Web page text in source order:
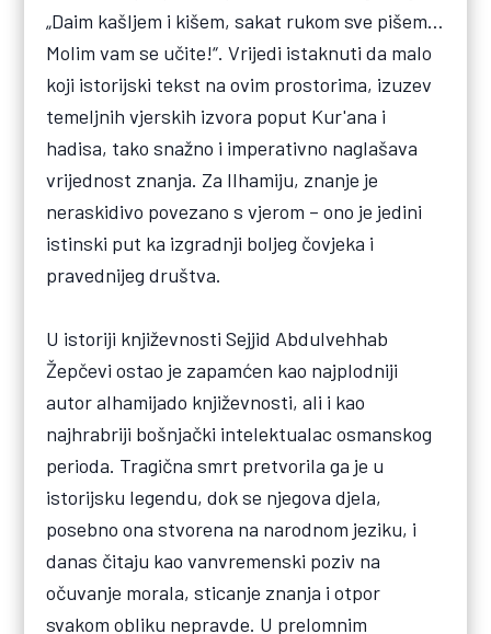
„Daim kašljem i kišem, sakat rukom sve pišem…
Molim vam se učite!“. Vrijedi istaknuti da malo
koji istorijski tekst na ovim prostorima, izuzev
temeljnih vjerskih izvora poput Kur'ana i
hadisa, tako snažno i imperativno naglašava
vrijednost znanja. Za Ilhamiju, znanje je
neraskidivo povezano s vjerom – ono je jedini
istinski put ka izgradnji boljeg čovjeka i
pravednijeg društva.
U istoriji književnosti Sejjid Abdulvehhab
Žepčevi ostao je zapamćen kao najplodniji
autor alhamijado književnosti, ali i kao
najhrabriji bošnjački intelektualac osmanskog
perioda. Tragična smrt pretvorila ga je u
istorijsku legendu, dok se njegova djela,
posebno ona stvorena na narodnom jeziku, i
danas čitaju kao vanvremenski poziv na
očuvanje morala, sticanje znanja i otpor
svakom obliku nepravde. U prelomnim